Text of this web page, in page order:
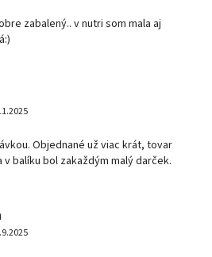
zabalený.. v nutri som mala aj
Objednané už viac krát, tovar
balíku bol zakaždým malý darček.